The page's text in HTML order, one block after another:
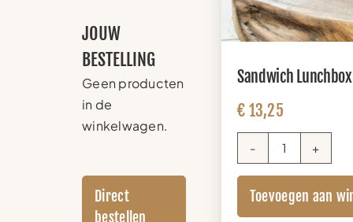
JOUW
BESTELLING
Geen producten
in de
winkelwagen.
Direct
bestellen
Sandwich
€ 13,25
Sandwich
Lunchbox
(+
sap)
Toevoegen aan